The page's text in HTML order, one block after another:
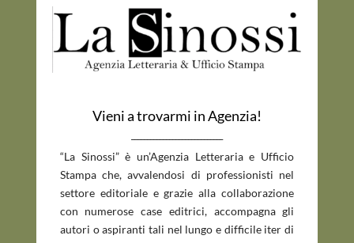
Vieni a trovarmi in Agenzia!
“La Sinossi” è un’Agenzia Letteraria e Ufficio
Stampa che, avvalendosi di professionisti nel
settore editoriale e grazie alla collaborazione
con numerose case editrici, accompagna gli
autori o aspiranti tali nel lungo e difficile iter di